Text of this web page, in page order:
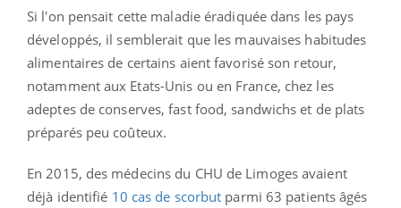
Si l'on pensait cette maladie éradiquée dans les pays
développés, il semblerait que les mauvaises habitudes
alimentaires de certains aient favorisé son retour,
notamment aux Etats-Unis ou en France, chez les
adeptes de conserves, fast food, sandwichs et de plats
préparés peu coûteux.
En 2015, des médecins du CHU de Limoges avaient
déjà identifié 10 cas de scorbut parmi 63 patients âgés